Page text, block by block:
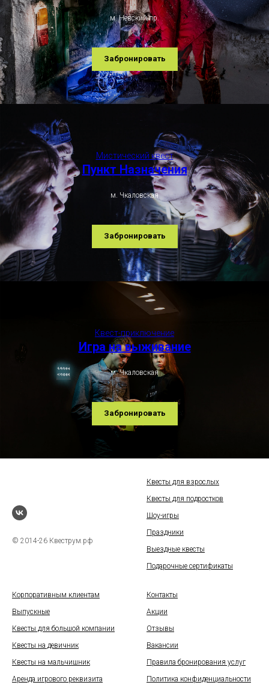
м. Невский пр.
Забронировать
Мистический квест
Пункт Назначения
м. Чкаловская
Забронировать
Квест-приключение
Игра на выживание
м. Чкаловская
Забронировать
© 2014-26 Квеструм.рф
Квесты для взрослых
Квесты для подростков
Шоу-игры
Праздники
Выездные квесты
Подарочные сертификаты
Корпоративным клиентам
Выпускные
Квесты для большой компании
Квесты на девичник
Квесты на мальчишник
Аренда игрового реквизита
Контакты
Акции
Отзывы
Вакансии
Правила бронирования услуг
Политика конфиденциальности